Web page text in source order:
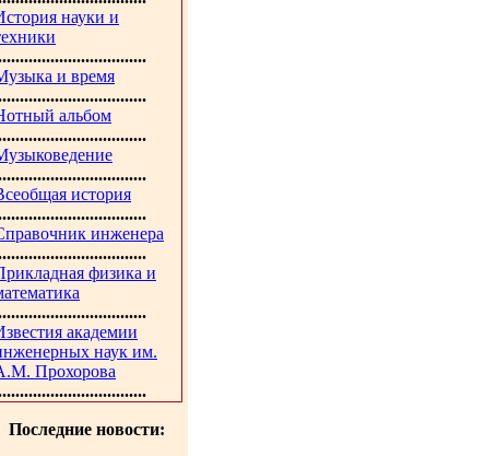
науки и
и время
альбом
история
инженера
физика и
академии
наук им.
Прохорова
Последние новости: